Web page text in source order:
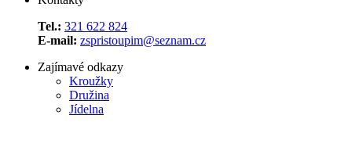
Tel.: 321 622 824
E-mail: zspristoupim@seznam.cz
Zajímavé odkazy
Kroužky
Družina
Jídelna